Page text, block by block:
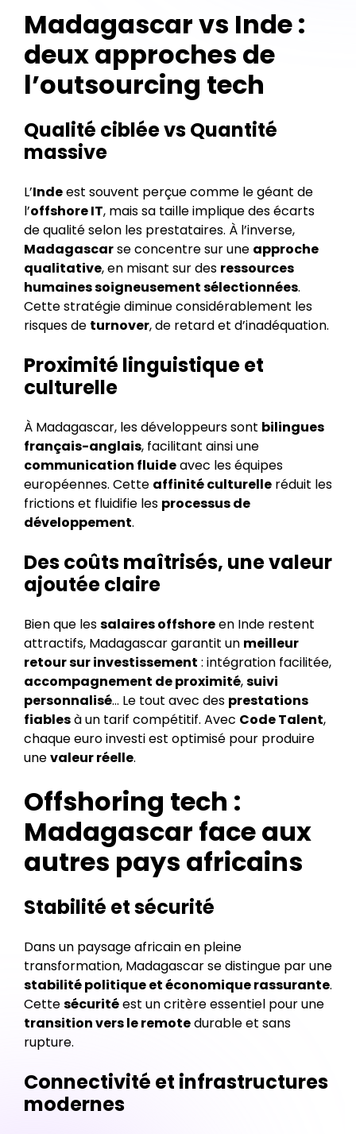
Madagascar vs Inde :
deux approches de
l’outsourcing tech
Qualité ciblée vs Quantité
massive
L’Indeest souvent perçue comme le géant de
l’offshore IT, mais sa taille implique des écarts
de qualité selon les prestataires. À l’inverse,
Madagascarse concentre sur une approche
qualitative, en misant sur des ressources
humaines soigneusement sélectionnées.
Cette stratégie diminue considérablement les
risques de turnover, de retard et d’inadéquation.
Proximité linguistique et
culturelle
À Madagascar, les développeurs sont bilingues
français-anglais, facilitant ainsi une
communication fluideavec les équipes
européennes. Cette affinité culturelle réduit les
frictions et fluidifie les processus de
développement.
Des coûts maîtrisés, une valeur
ajoutée claire
Bien que lessalaires offshoreen Inde restent
attractifs, Madagascar garantit un meilleur
retour sur investissement : intégration facilitée,
accompagnement de proximité,suivi
personnalisé… Le tout avec des prestations
fiablesà un tarif compétitif. Avec Code Talent,
chaque euro investi est optimisé pour produire
unevaleur réelle.
Offshoring tech :
Madagascar face aux
autres pays africains
Stabilité et sécurité
Dans un paysage africain en pleine
transformation, Madagascar se distingue par une
stabilité politique et économique rassurante.
Cettesécuritéest un critère essentiel pour une
transition vers le remotedurable et sans
rupture.
Connectivité et infrastructures
modernes